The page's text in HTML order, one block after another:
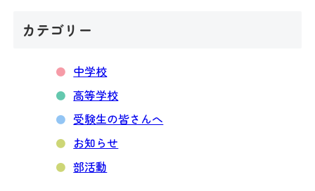
ー
カ
カテゴリー
中学校
高等学校
受験生の皆さんへ
お知らせ
部活動